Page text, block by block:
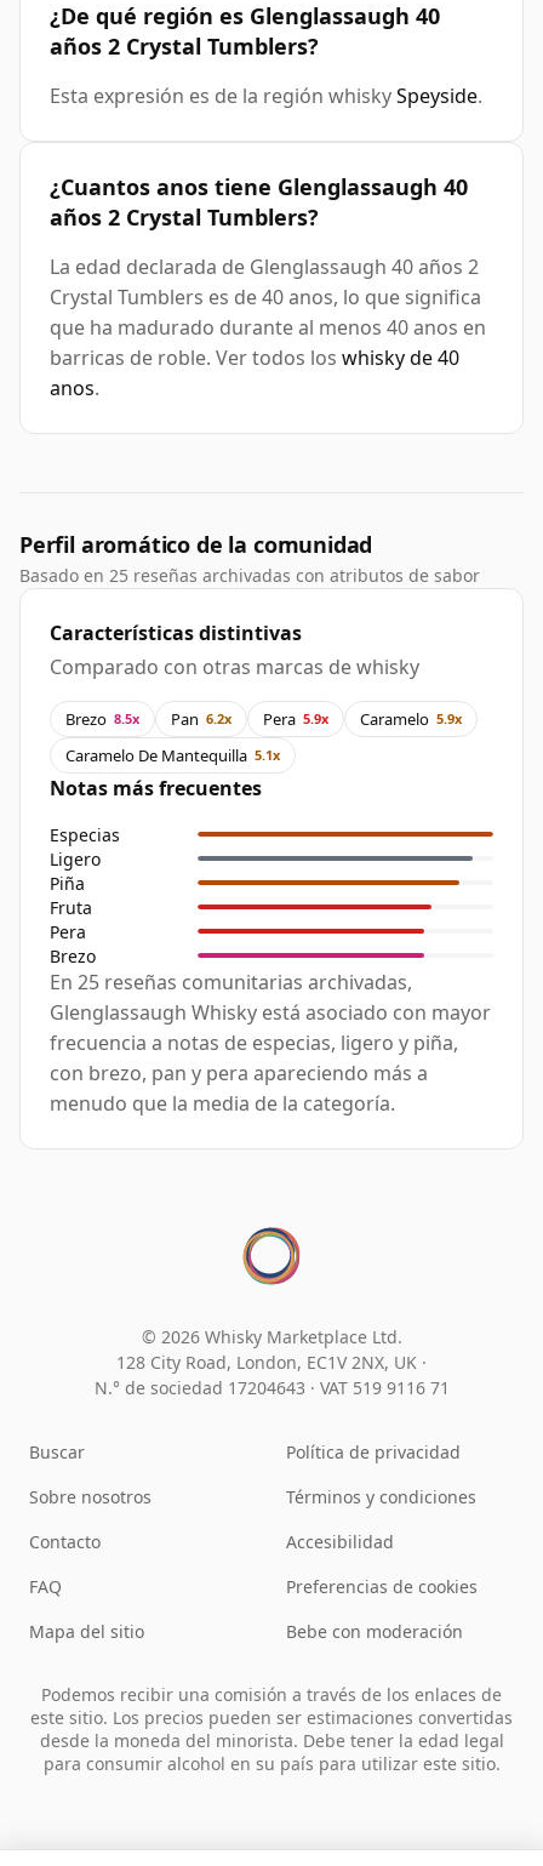
¿De qué región es Glenglassaugh 40
años 2 Crystal Tumblers?
Esta expresión es de la región whiskySpeyside.
¿Cuantos anos tiene Glenglassaugh 40
años 2 Crystal Tumblers?
La edad declarada de Glenglassaugh 40 años 2
Crystal Tumblers es de 40 anos, lo que significa
que ha madurado durante al menos 40 anos en
barricas de roble. Ver todos los whisky de 40
anos.
Perfil aromático de la comunidad
Basado en 25 reseñas archivadas con atributos de sabor
Características distintivas
Comparado con otras marcas de whisky
Brezo 8.5x Pan 6.2x Pera 5.9x Caramelo 5.9x
Caramelo De Mantequilla 5.1x
Notas más frecuentes
Especias
Ligero
Piña
Fruta
Pera
Brezo
En 25 reseñas comunitarias archivadas,
Glenglassaugh Whisky está asociado con mayor
frecuencia a notas de especias, ligero y piña,
con brezo, pan y pera apareciendo más a
menudo que la media de la categoría.
© 2026 Whisky Marketplace Ltd.
128 City Road, London, EC1V 2NX, UK ·
N.° de sociedad 17204643 · VAT 519 9116 71
Buscar
Sobre nosotros
Contacto
FAQ
Mapa del sitio
Política de privacidad
Términos y condiciones
Accesibilidad
Preferencias de cookies
Bebe con moderación
Podemos recibir una comisión a través de los enlaces de
este sitio. Los precios pueden ser estimaciones convertidas
desde la moneda del minorista. Debe tener la edad legal
para consumir alcohol en su país para utilizar este sitio.